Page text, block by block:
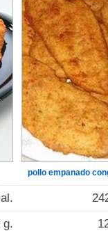
pollo empanado
g.